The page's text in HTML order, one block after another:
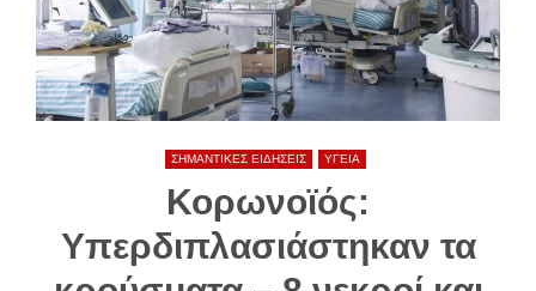
ΣΗΜΑΝΤΙΚΕΣ ΕΙΔΗΣΕΙΣ ΥΓΕΙΑ
Κορωνοϊός:
Υπερδιπλασιάστηκαν τα